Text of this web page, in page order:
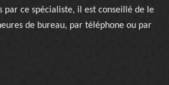
par ce spécialiste, il est conseillé de le
de bureau, par téléphone ou par